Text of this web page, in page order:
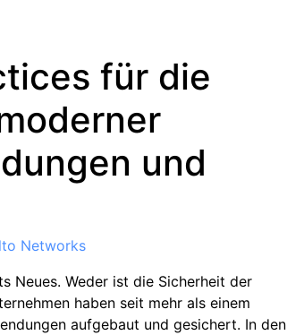
für die
und
Networks
Neues. Weder ist die Sicherheit der
haben seit mehr als einem
aufgebaut und gesichert. In den